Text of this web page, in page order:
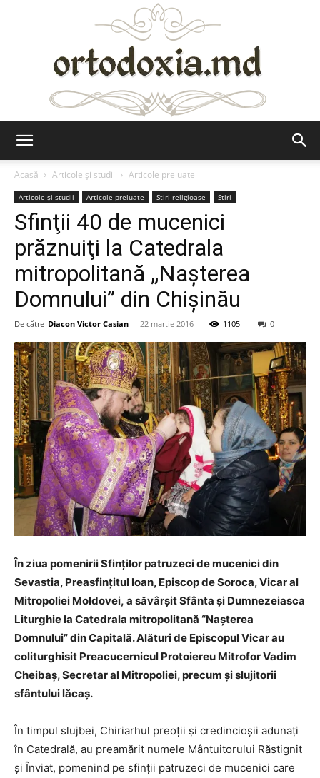
Acasă
Articole şi studii Articole preluate
Articole şi studii Articole preluate Stiri religioase Stiri
Sfinţii 40 de mucenici
prăznuiţi la Catedrala
mitropolitană „Nașterea
Domnului” din Chişinău
De către Diacon Victor Casian - 22 martie 2016 1105 0
În ziua pomenirii Sfinților patruzeci de mucenici din
Sevastia, Preasfințitul Ioan, Episcop de Soroca, Vicar al
Mitropoliei Moldovei, a săvârșit Sfânta și Dumnezeiasca
Liturghie la Catedrala mitropolitană “Nașterea
Domnului” din Capitală. Alături de Episcopul Vicar au
coliturghisit Preacucernicul Protoiereu Mitrofor Vadim
Cheibaș, Secretar al Mitropoliei, precum și slujitorii
sfântului lăcaș.
În timpul slujbei, Chiriarhul preoții și credincioșii adunați
în Catedrală, au preamărit numele Mântuitorului Răstignit
și Înviat, pomenind pe sfinții patruzeci de mucenici care